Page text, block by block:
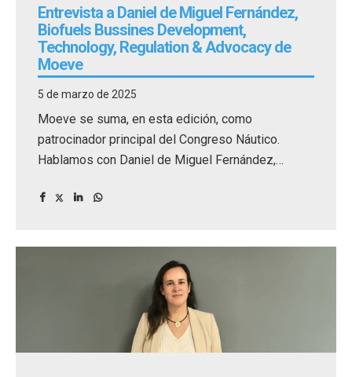
Entrevista a Daniel de Miguel Fernández,
Biofuels Bussines Development,
Technology, Regulation & Advocacy de
Moeve
5 de marzo de 2025
Moeve se suma, en esta edición, como
patrocinador principal del Congreso Náutico.
Hablamos con Daniel de Miguel Fernández,
Regulation & Advocacy de Moeve.